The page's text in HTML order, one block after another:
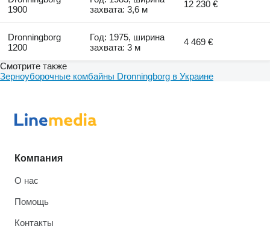
1900
захвата: 3,6 м
12 230 €
Dronningborg
1200
Год: 1975, ширина
захвата: 3 м
4 469 €
Смотрите также
Зерноуборочные комбайны Dronningborg в Украине
Компания
О нас
Помощь
Контакты